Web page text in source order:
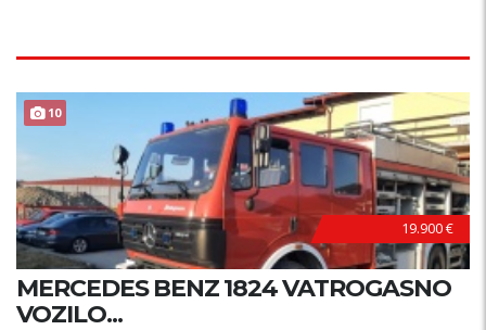
10
19.900 €
MERCEDES BENZ 1824 VATROGASNO
VOZILO...